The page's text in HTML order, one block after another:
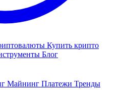
Купить крипто
Блог
Майнинг Платежи Тренды